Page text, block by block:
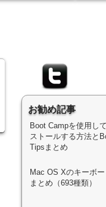
お勧め記事
Boot Campを使用し
ストールする方法と
Tipsまとめ
Mac OS Xのキーボ
まとめ（693種類）